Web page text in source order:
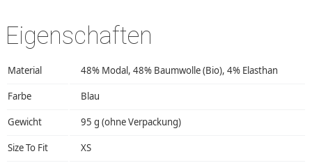
Eigenschaften
Material 48% Modal, 48% Baumwolle (Bio), 4% Elasthan
Farbe Blau
Gewicht 95 g (ohne Verpackung)
Size To Fit XS